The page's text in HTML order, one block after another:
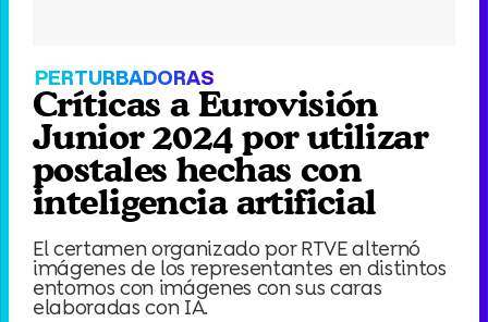
PERTURBADORAS
Críticas a Eurovisión
Junior 2024 por utilizar
postales hechas con
inteligencia artificial
El certamen organizado por RTVE alternó
imágenes de los representantes en distintos
entornos con imágenes con sus caras
elaboradas con IA.